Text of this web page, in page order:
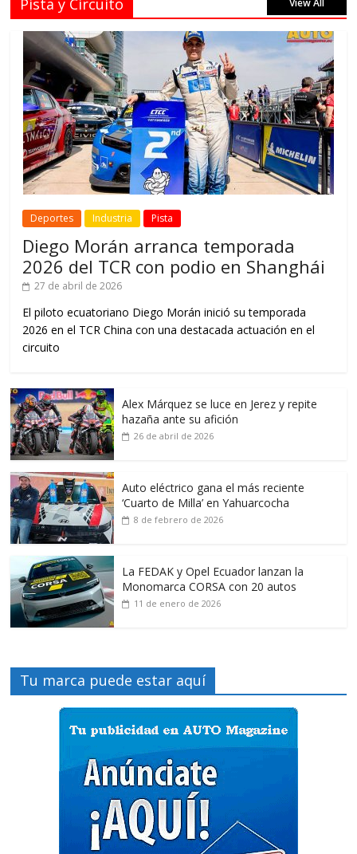
Pista y Circuito View All
Deportes Industria Pista
Diego Morán arranca temporada
2026 del TCR con podio en Shanghái
27 de abril de 2026
El piloto ecuatoriano Diego Morán inició su temporada
2026 en el TCR China con una destacada actuación en el
circuito
Alex Márquez se luce en Jerez y repite
hazaña ante su afición
26 de abril de 2026
Auto eléctrico gana el más reciente
‘Cuarto de Milla’ en Yahuarcocha
8 de febrero de 2026
La FEDAK y Opel Ecuador lanzan la
Monomarca CORSA con 20 autos
11 de enero de 2026
Tu marca puede estar aquí